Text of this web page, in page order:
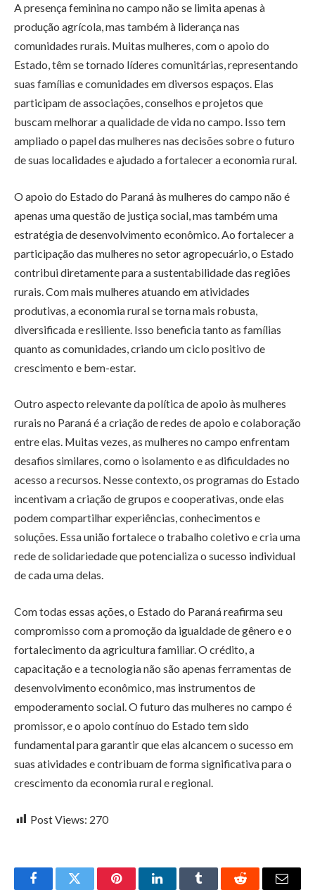
A presença feminina no campo não se limita apenas à
produção agrícola, mas também à liderança nas
comunidades rurais. Muitas mulheres, com o apoio do
Estado, têm se tornado líderes comunitárias, representando
suas famílias e comunidades em diversos espaços. Elas
participam de associações, conselhos e projetos que
buscam melhorar a qualidade de vida no campo. Isso tem
ampliado o papel das mulheres nas decisões sobre o futuro
de suas localidades e ajudado a fortalecer a economia rural.
O apoio do Estado do Paraná às mulheres do campo não é
apenas uma questão de justiça social, mas também uma
estratégia de desenvolvimento econômico. Ao fortalecer a
participação das mulheres no setor agropecuário, o Estado
contribui diretamente para a sustentabilidade das regiões
rurais. Com mais mulheres atuando em atividades
produtivas, a economia rural se torna mais robusta,
diversificada e resiliente. Isso beneficia tanto as famílias
quanto as comunidades, criando um ciclo positivo de
crescimento e bem-estar.
Outro aspecto relevante da política de apoio às mulheres
rurais no Paraná é a criação de redes de apoio e colaboração
entre elas. Muitas vezes, as mulheres no campo enfrentam
desafios similares, como o isolamento e as dificuldades no
acesso a recursos. Nesse contexto, os programas do Estado
incentivam a criação de grupos e cooperativas, onde elas
podem compartilhar experiências, conhecimentos e
soluções. Essa união fortalece o trabalho coletivo e cria uma
rede de solidariedade que potencializa o sucesso individual
de cada uma delas.
Com todas essas ações, o Estado do Paraná reafirma seu
compromisso com a promoção da igualdade de gênero e o
fortalecimento da agricultura familiar. O crédito, a
capacitação e a tecnologia não são apenas ferramentas de
desenvolvimento econômico, mas instrumentos de
empoderamento social. O futuro das mulheres no campo é
promissor, e o apoio contínuo do Estado tem sido
fundamental para garantir que elas alcancem o sucesso em
suas atividades e contribuam de forma significativa para o
crescimento da economia rural e regional.
Post Views: 270